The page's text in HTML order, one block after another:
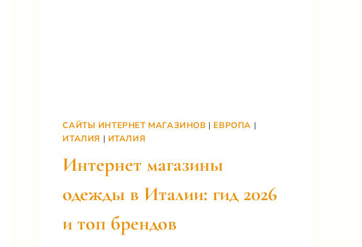
САЙТЫ ИНТЕРНЕТ МАГАЗИНОВ | ЕВРОПА |
ИТАЛИЯ | ИТАЛИЯ
Интернет магазины
одежды в Италии: гид 2026
и топ брендов